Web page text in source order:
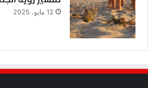
12 مايو، 2025